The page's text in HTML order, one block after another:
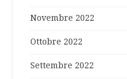
Novembre 2022
Ottobre 2022
Settembre 2022